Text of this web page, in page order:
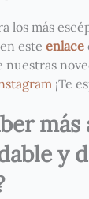
los más
este enlace
nuestras
¡Te
y